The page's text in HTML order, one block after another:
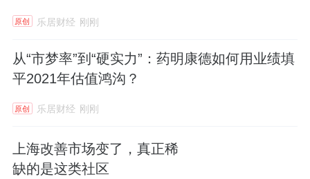
原创 乐居财经 刚刚
从“市梦率”到“硬实力”：药明康德如何用业绩填
平2021年估值鸿沟？
原创 乐居财经 刚刚
上海改善市场变了，真正稀
缺的是这类社区